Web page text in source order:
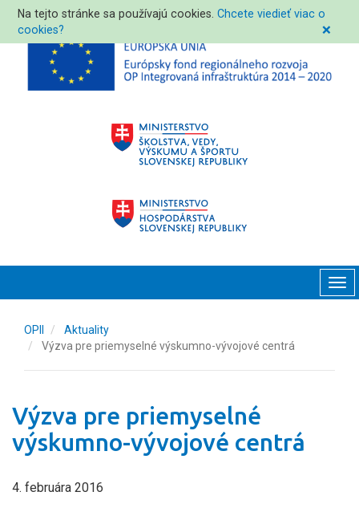
Na tejto stránke sa používajú cookies.Chcete viedieť viac o
cookies?
❌
OPII
Aktuality
Výzva pre priemyselné výskumno-vývojové centrá
Výzva pre priemyselné
výskumno-vývojové centrá
4. februára 2016